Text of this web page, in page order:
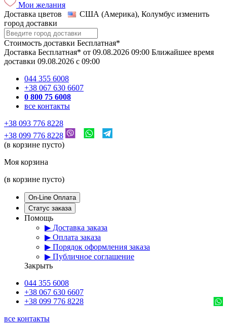
Мои желания
Доставка цветов
США (Америка), Колумбус изменить
город доставки
Стоимость доставки Бесплатная*
Доставка Бесплатная* от 09.08.2026 09:00 Ближайшее время
доставки 09.08.2026 c 09:00
044 355 6008
+38 067 630 6607
0 800 75 6008
все контакты
+38 093 776 8228
+38 099 776 8228
(в корзине пусто)
Моя корзина
(в корзине пусто)
On-Line Оплата
Статус заказа
Помощь
▶ Доставка заказа
▶ Оплата заказа
▶ Порядок оформления заказа
▶ Публичное соглашение
Закрыть
044 355 6008
+38 067 630 6607
+38 099 776 8228
все контакты